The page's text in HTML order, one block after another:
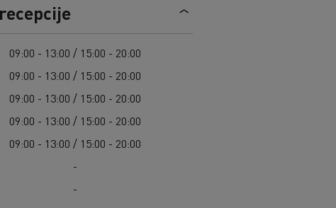
Radovi na održavanju cesta
Oprema za lokalne uprave
Feldschlösschen - Carlsberg
09:00 - 13:00 / 15:00 - 20:00
09:00 - 13:00 / 15:00 - 20:00
09:00 - 13:00 / 15:00 - 20:00
09:00 - 13:00 / 15:00 - 20:00
09:00 - 13:00 / 15:00 - 20:00
-
-